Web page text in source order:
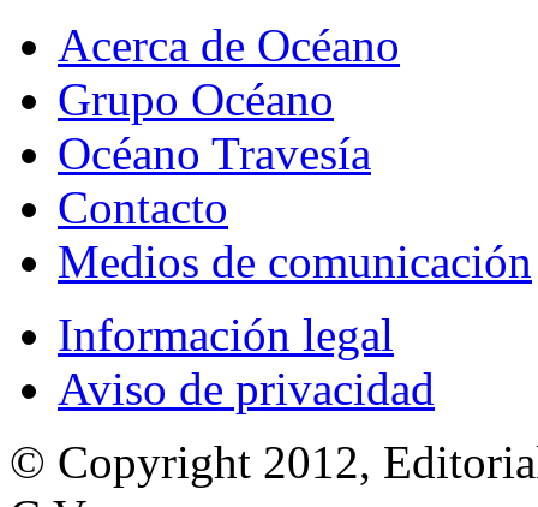
Acerca de Océano
Grupo Océano
Océano Travesía
Contacto
Medios de comunicación
Información legal
Aviso de privacidad
© Copyright 2012,